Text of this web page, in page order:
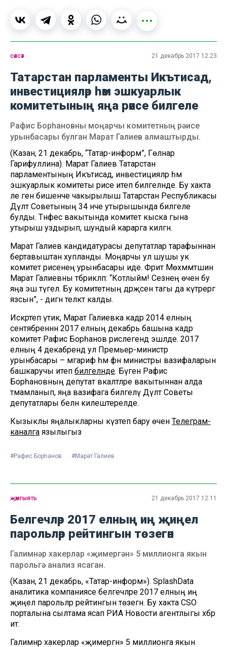
сәясәт 21 декабрь 2017 12:23
Татарстан парламенты Икътисад,
инвестицияләр һәм эшкуарлык
комитетының яңа рәисе билгеле
Рафис Борһановны моңарчы комитетның рәисе
урынбасары булган Марат Галиев алмаштырды.
(Казан, 21 декабрь, “Татар-информ”, Гөлнар
Гарифуллина). Марат Галиев Татарстан
парламентының Икътисад, инвестицияләр һәм
эшкуарлык комитеты рәисе итеп билгеләнде. Бу хакта
әле генә бишенче чакырылыш Татарстан Республикасы
Дәүләт Советының 34 нче утырышында билгеле
булды. Тәнәфес вакытында комитет кыска гына
утырыш уздырып, шундый карарга килгән.
Марат Галиев кандидатурасы депутатлар тарафыннан
бертавыштан хупланды. Моңарчы ул шушы ук
комитет рәисенең урынбасары иде. Фәрит Мөхәммәтшин
Марат Галиевны тәбрикләп: “Котлыйм! Сезнең өчен бу
яңа эш түгел. Бу комитетның дәрәҗәсен тагы да күтәрергә
язсын”, - дигән теләктә калды.
Искәртеп үтик, Марат Галиевка кадәр 2014 елның
сентябреннән 2017 елның декабрь башына кадәр
комитет Рафис Борһанов рәислегендә эшләде. 2017
елның 4 декабрендә ул Премьер-министр
урынбасары – мәгариф һәм фән министры вазифаларын
башкаручы итеп билгеләнде. Бүген Рафис
Борһановның депутат вәкаләтләре вакытыннан алда
тәмамланып, яңа вазифага билгеләү Дәүләт Советы
депутатлары белән килештерелде.
Кызыклы яңалыкларны күзәтеп бару өчен Телеграм-
каналга язылыгыз
#Рафис Борһанов #Марат Галиев
җәмгыять 21 декабрь 2017 12:11
Белгечләр 2017 елның иң җиңел
парольләр рейтингын төзегән
Галимнәр хакерлар «җимергән» 5 миллионга якын
парольгә анализ ясаган.
(Казан, 21 декабрь, «Татар-информ»). SplashData
аналитика компаниясе белгечләре 2017 елның иң
җиңел парольләр рейтингын төзегән. Бу хакта CSO
порталына сылтама ясап РИА Новости агентлыгы хәбәр
итә.
Галимнәр хакерлар «җимергән» 5 миллионга якын